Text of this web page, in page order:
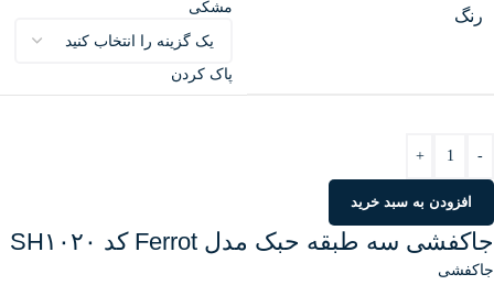
رنگ
مشکی
پاک کردن
-
+
افزودن به سبد خرید
جاکفشی سه طبقه حبک مدل Ferrot کد SH۱۰۲۰
جاکفشی